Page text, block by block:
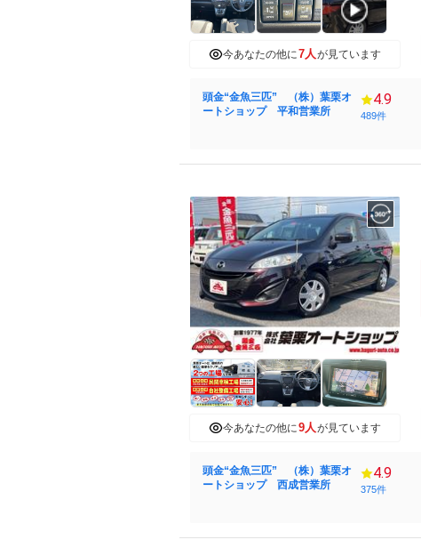
今あなたの他に7人が見ています
頭金“金魚三匹” （株）葉栗オ
ートショップ 平和営業所
4.9
489件
今あなたの他に9人が見ています
頭金“金魚三匹” （株）葉栗オ
ートショップ 西成営業所
4.9
375件